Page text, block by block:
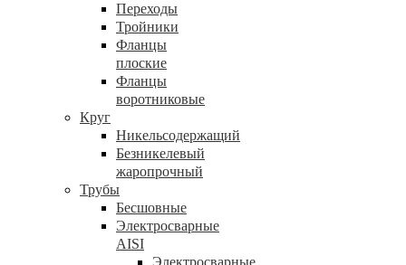
Переходы
Тройники
Фланцы
плоские
Фланцы
воротниковые
Круг
Никельсодержащий
Безникелевый
жаропрочный
Трубы
Бесшовные
Электросварные
AISI
Электросварные